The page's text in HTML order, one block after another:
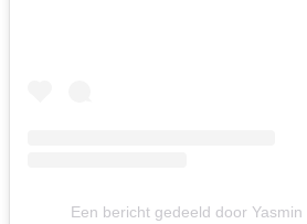
Een bericht gedeeld door